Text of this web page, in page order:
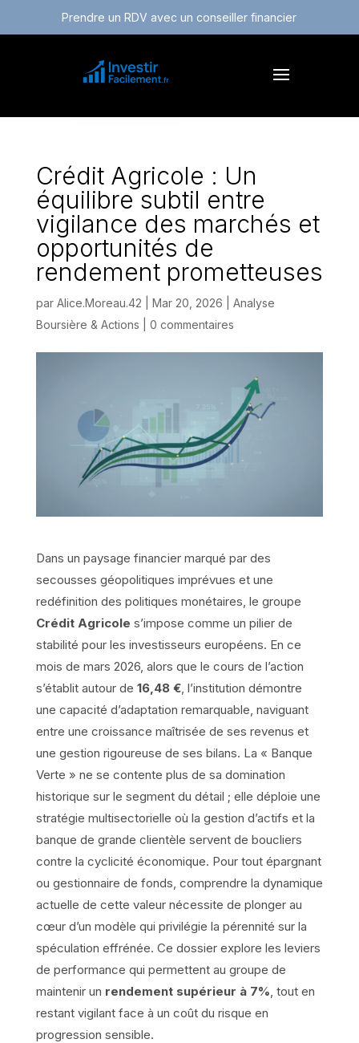
Prendre un RDV avec un conseiller financier
Crédit Agricole : Un
équilibre subtil entre
vigilance des marchés et
opportunités de
rendement prometteuses
par Alice.Moreau.42 Mar 20, 2026
Analyse
Boursière & Actions
0 commentaires
Dans un paysage financier marqué par des
secousses géopolitiques imprévues et une
redéfinition des politiques monétaires, le groupe
Crédit Agricole s’impose comme un pilier de
stabilité pour les investisseurs européens. En ce
mois de mars 2026, alors que le cours de l’action
s’établit autour de 16,48 €, l’institution démontre
une capacité d’adaptation remarquable, naviguant
entre une croissance maîtrisée de ses revenus et
une gestion rigoureuse de ses bilans. La « Banque
Verte » ne se contente plus de sa domination
historique sur le segment du détail ; elle déploie une
stratégie multisectorielle où la gestion d’actifs et la
banque de grande clientèle servent de boucliers
contre la cyclicité économique. Pour tout épargnant
ou gestionnaire de fonds, comprendre la dynamique
actuelle de cette valeur nécessite de plonger au
cœur d’un modèle qui privilégie la pérennité sur la
spéculation effrénée. Ce dossier explore les leviers
de performance qui permettent au groupe de
maintenir un rendement supérieur à 7% , tout en
restant vigilant face à un coût du risque en
progression sensible.